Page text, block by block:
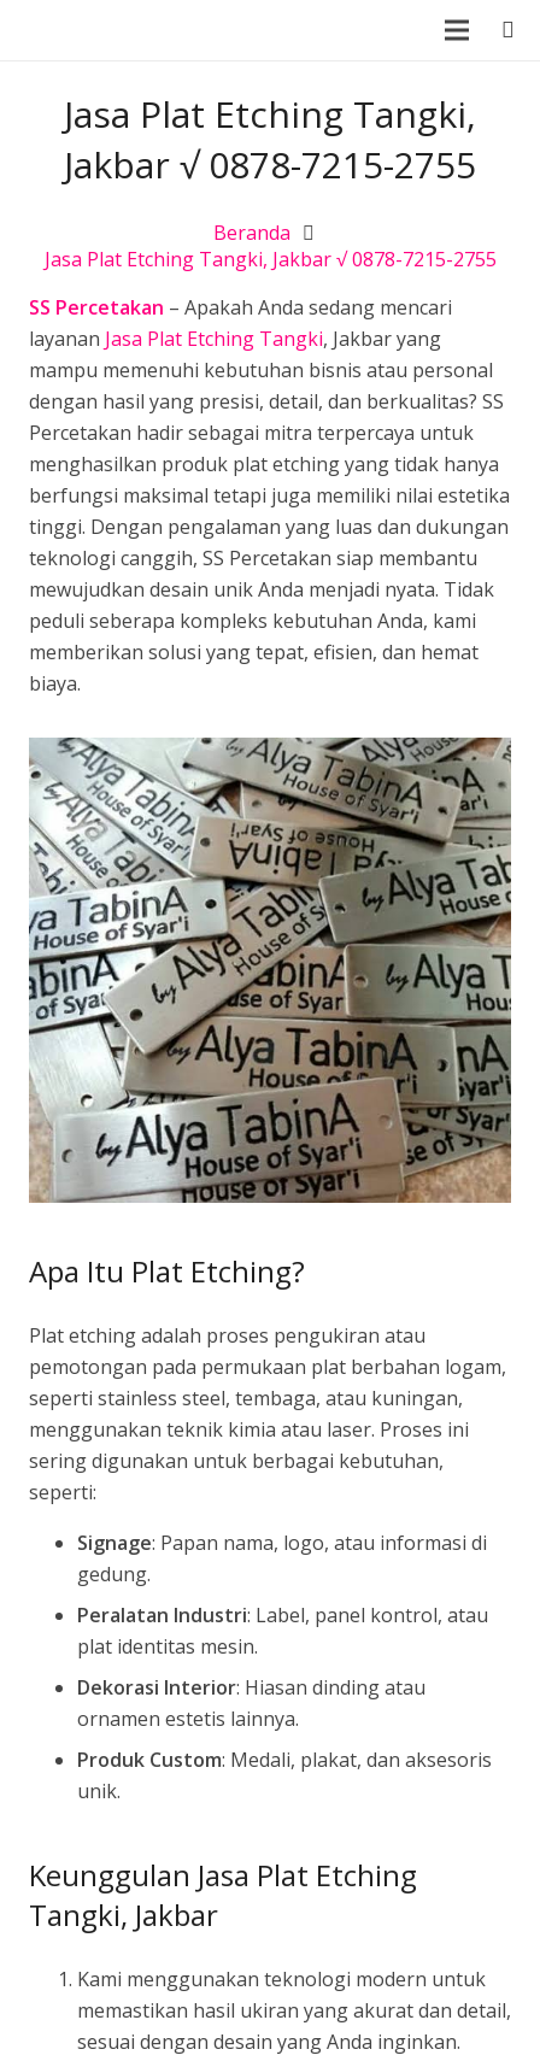
Jasa Plat Etching Tangki,
Jakbar √ 0878-7215-2755
Beranda
Jasa Plat Etching Tangki, Jakbar √ 0878-7215-2755
SS Percetakan – Apakah Anda sedang mencari
layanan Jasa Plat Etching Tangki, Jakbar yang
mampu memenuhi kebutuhan bisnis atau personal
dengan hasil yang presisi, detail, dan berkualitas? SS
Percetakan hadir sebagai mitra terpercaya untuk
menghasilkan produk plat etching yang tidak hanya
berfungsi maksimal tetapi juga memiliki nilai estetika
tinggi. Dengan pengalaman yang luas dan dukungan
teknologi canggih, SS Percetakan siap membantu
mewujudkan desain unik Anda menjadi nyata. Tidak
peduli seberapa kompleks kebutuhan Anda, kami
memberikan solusi yang tepat, efisien, dan hemat
biaya.
Apa Itu Plat Etching?
Plat etching adalah proses pengukiran atau
pemotongan pada permukaan plat berbahan logam,
seperti stainless steel, tembaga, atau kuningan,
menggunakan teknik kimia atau laser. Proses ini
sering digunakan untuk berbagai kebutuhan,
seperti:
Signage: Papan nama, logo, atau informasi di
gedung.
Peralatan Industri: Label, panel kontrol, atau
plat identitas mesin.
Dekorasi Interior: Hiasan dinding atau
ornamen estetis lainnya.
Produk Custom: Medali, plakat, dan aksesoris
unik.
Keunggulan Jasa Plat Etching
Tangki, Jakbar
Kami menggunakan teknologi modern untuk
memastikan hasil ukiran yang akurat dan detail,
sesuai dengan desain yang Anda inginkan.